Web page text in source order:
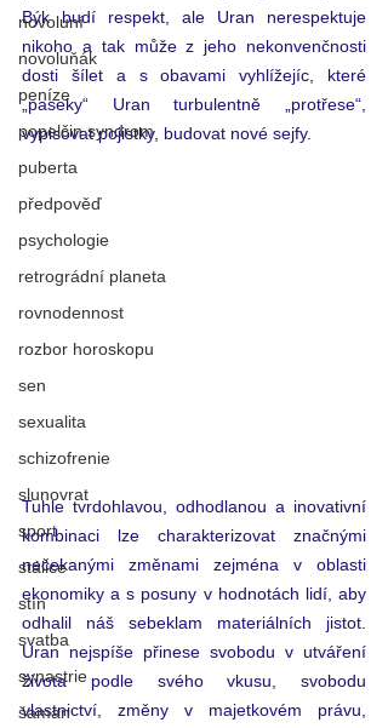
novoluní
novoluňák
peníze
popelčin syndrom
puberta
předpověď
psychologie
retrográdní planeta
rovnodennost
rozbor horoskopu
sen
sexualita
schizofrenie
slunovrat
sport
stálice
stín
svatba
synastrie
šaman
Býk budí respekt, ale Uran nerespektuje
nikoho a tak může z jeho nekonvenčnosti
dosti šílet a s obavami vyhlížejíc, které
„paseky“ Uran turbulentně „protřese“,
vypisovat pojistky, budovat nové sejfy.
Tuhle tvrdohlavou, odhodlanou a inovativní
kombinaci lze charakterizovat značnými
nečekanými změnami zejména v oblasti
ekonomiky a s posuny v hodnotách lidí, aby
odhalil náš sebeklam materiálních jistot.
Uran nejspíše přinese svobodu v utváření
života podle svého vkusu, svobodu
vlastnictví, změny v majetkovém právu,